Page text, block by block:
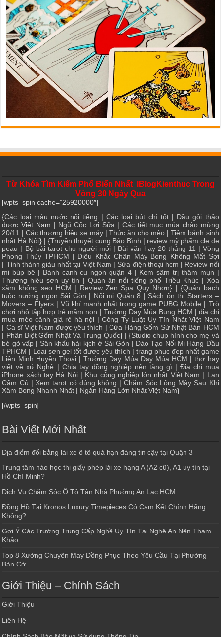
Từ Khóa Tìm Kiếm Phổ Biến Nhất IBlogKienthuc Trong
Vòng 30 Ngày Qua
[wpts_spin cache=”25920000″]
{Các loại màu nước nổi tiếng | Các loại bút chì tốt| Dầu gội thảo
dược Việt Nam | Ngũ Cốc Lợi Sữa| Các tiết mục múa chào mừng
20/11 | Các thương hiệu xe máy|Thức ăn cho mèo|Tiệm bánh sinh
nhật Hà Nội} | {Truyền thuyết cung Bảo Bình | review mỹ phẩm cle de
peau | Bộ bài tarot cho người mới| Bài văn hay 20 tháng 11 | Vòng
Phong Thủy TPHCM |Điêu Khắc Chân Mày Bong Không Mất Sợi
| Tỉnh thành giàu nhất tại Việt Nam | Sửa điện thoại hcm | Review nối
mi búp bê | Bánh canh cu ngon quận 4| Kem sâm trị thâm mụn |
Thương hiệu sơn uy tín | Quán ăn nổi tiếng phố Triều Khúc| Xóa
xăm không sẹo HCM | Review Zen Spa Quy Nhơn} | {Quán bạch
tuộc nướng ngon Sài Gòn | Nối mi Quận 8 | Sách ôn thi Starters –
Movers – Flyers| Vũ khí mạnh nhất trong game PUBG Mobile | Trò
chơi nhỏ tập hợp trẻ mầm non | Trường Dạy Múa Bụng HCM | địa chỉ
mua mèo cảnh giá rẻ hà nội |Công Ty Luật Uy Tín Nhất Việt Nam
| Ca sĩ Việt Nam được yêu thích | Cửa Hàng Gốm Sứ Nhật Bản HCM
| Phân Biệt Gốm Nhật Và Trung Quốc} | {Studio chụp hình cho mẹ và
bé gò vấp | Sân khấu hài kịch ở Sài Gòn |Đào Tạo Nối Mi Hàng Đầu
TPHCM | Loại sơn gel tốt được yêu thích | trang phục đẹp nhất game
Liên Minh Huyền Thoại|Trường Dạy Múa Dạy Múa HCM |thơ hay
viết về xứ Nghệ | Chia tay đồng nghiệp nên tặng gì | Địa chỉ mua
iPhone xách tay Hà Nội| Khu công nghiệp lớn nhất Việt Nam | Lan
Cẩm Cù |Xem tarot có đúng không |Chăm Sóc Lông Mày Sau Khi
Xăm Bong Nhanh Nhất | Ngân Hàng Lớn Nhất Việt Nam}
[/wpts_spin]
Bài Viết Mới Nhất
Địa điểm đổi bằng lái xe ô tô quá hạn đáng tin cậy tại Quận 3
Trung tâm nào học thi giấy phép lái xe hạng A (A2 cũ), A1 uy tín tại
Hồ Chí Minh?
Dịch Vụ Chăm Sóc Ô Tô Tận Nhà Phường An Lạc HCM
Đồng Hồ Tại Kronos Luxury Timepieces Có Cam Kết Chính Hãng
Không?
Gợi Ý Các Trường Trung Cấp Nghề Uy Tín Tại Nghệ An Nên Tham
Khảo
Top 8 Xưởng Chuyên May Đồng Phục Theo Yêu Cầu Tại Phường
Bàn Cờ
Giới Thiệu – Chính Sách
Giới Thiệu
Liên Hệ